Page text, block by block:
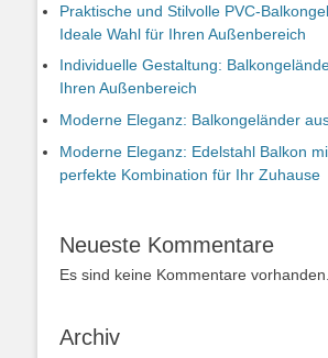
Praktische und Stilvolle PVC-
Ideale Wahl für Ihren Außenbereich
Individuelle Gestaltung:
Ihren Außenbereich
Moderne Eleganz: Balkongeländer
Moderne Eleganz: Edelstahl Balkon
perfekte Kombination für Ihr Zuhause
Neueste Kommentare
Es sind keine Kommentare vorhanden.
Archiv